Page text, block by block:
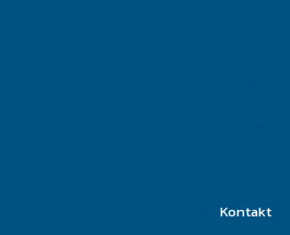
Kontakt